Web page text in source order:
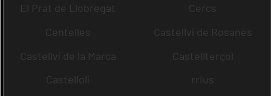
El Prat de Llobregat
Cercs
Centelles
Castellví de Rosanes
Castellví de la Marca
Castellterçol
Castellolí
rrius